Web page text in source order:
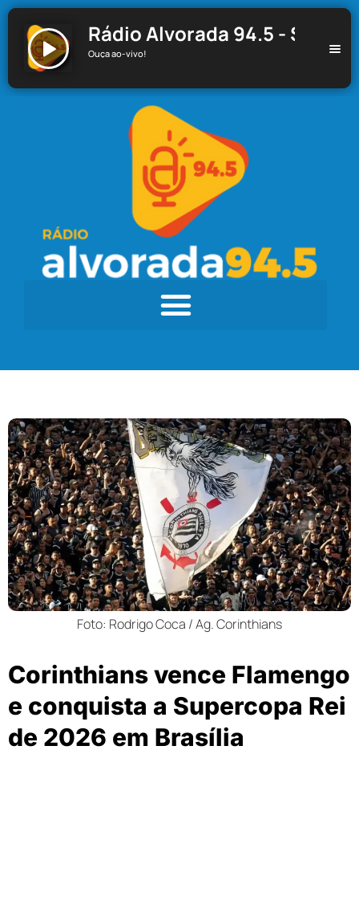
Rádio Alvorada 94.5 - Santa
Ouça ao-vivo!
Foto: Rodrigo Coca / Ag. Corinthians
Corinthians vence Flamengo
e conquista a Supercopa Rei
de 2026 em Brasília